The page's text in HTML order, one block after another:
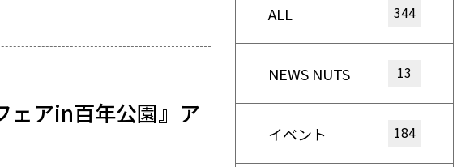
ェアin百年公園』ア
ALL 344
NEWS NUTS 13
イベント 184